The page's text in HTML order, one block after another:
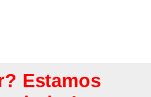
Estamos